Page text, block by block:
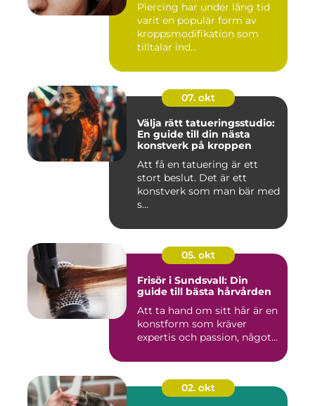
Piercing har under lång tid
varit en populär form av
kroppsmodifikation som
tilltalar ind...
07. okt
Välja rätt tatueringsstudio:
En guide till din nästa
konstverk på kroppen
Att få en tatuering är ett
stort beslut. Det är ett
konstverk som man bär med
s...
05. okt
Frisör i Sundsvall: Din
guide till bästa hårvården
Att ta hand om sitt hår är en
konstform som kräver
expertis och passion, något...
02. okt